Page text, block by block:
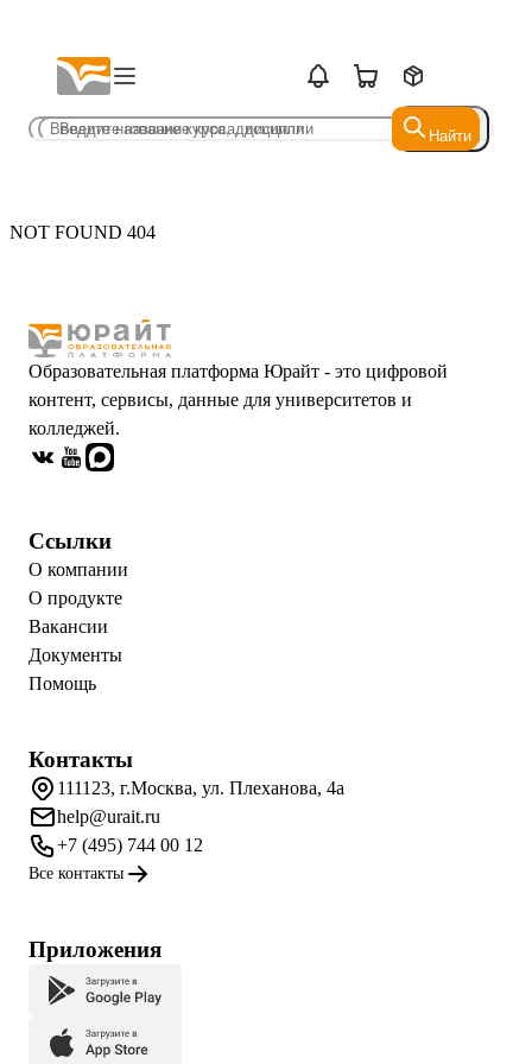
Найти
Найти
NOT FOUND 404
Образовательная платформа Юрайт - это цифровой
контент, сервисы, данные для университетов и
колледжей.
Ссылки
О компании
О продукте
Вакансии
Документы
Помощь
Контакты
111123, г.Москва, ул. Плеханова, 4а
help@urait.ru
+7 (495) 744 00 12
Все контакты
Приложения